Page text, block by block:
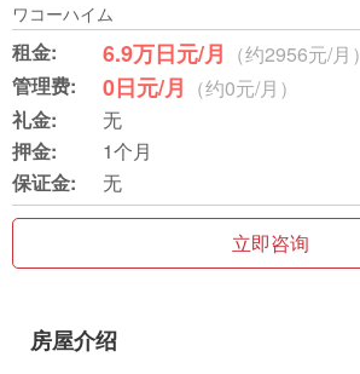
ワコーハイム
租金: 6.9万日元/月 （约2956元/月）
管理费:
0日元/月 （约0元/月）
礼金:
无
押金:
1个月
保证金:
无
立即咨询
房屋介绍